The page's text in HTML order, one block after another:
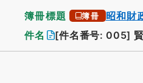
簿冊標題 簿冊 昭和財
件名 [件名番号: 005]